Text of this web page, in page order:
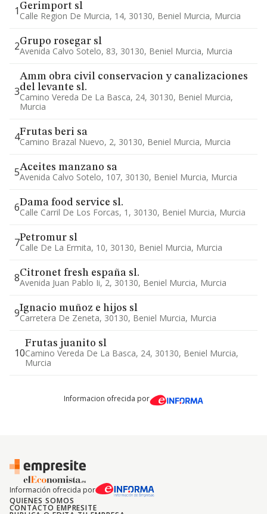
1 Gerimport sl
Calle Region De Murcia, 14, 30130, Beniel Murcia, Murcia
2Grupo rosegar sl
Avenida Calvo Sotelo, 83, 30130, Beniel Murcia, Murcia
3
Amm obra civil conservacion y canalizaciones
del levante sl.
Camino Vereda De La Basca, 24, 30130, Beniel Murcia,
Murcia
4Frutas beri sa
Camino Brazal Nuevo, 2, 30130, Beniel Murcia, Murcia
5Aceites manzano sa
Avenida Calvo Sotelo, 107, 30130, Beniel Murcia, Murcia
6Dama food service sl.
Calle Carril De Los Forcas, 1, 30130, Beniel Murcia, Murcia
7Petromur sl
Calle De La Ermita, 10, 30130, Beniel Murcia, Murcia
8Citronet fresh españa sl.
Avenida Juan Pablo Ii, 2, 30130, Beniel Murcia, Murcia
9Ignacio muñoz e hijos sl
Carretera De Zeneta, 30130, Beniel Murcia, Murcia
10
Frutas juanito sl
Camino Vereda De La Basca, 24, 30130, Beniel Murcia,
Murcia
Informacion ofrecida por
Información ofrecida por
QUIENES SOMOS
CONTACTO EMPRESITE